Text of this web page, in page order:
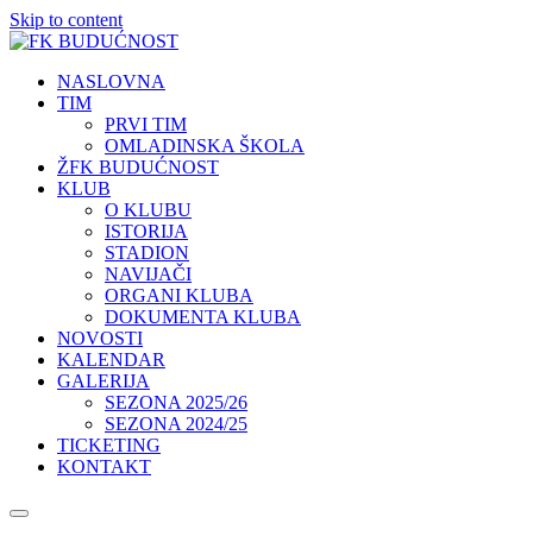
Skip to content
NASLOVNA
TIM
PRVI TIM
OMLADINSKA ŠKOLA
ŽFK BUDUĆNOST
KLUB
O KLUBU
ISTORIJA
STADION
NAVIJAČI
ORGANI KLUBA
DOKUMENTA KLUBA
NOVOSTI
KALENDAR
GALERIJA
SEZONA 2025/26
SEZONA 2024/25
TICKETING
KONTAKT